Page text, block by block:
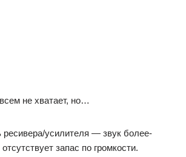
не хватает, но…
ресивера/усилителя — звук более-
запас по громкости.